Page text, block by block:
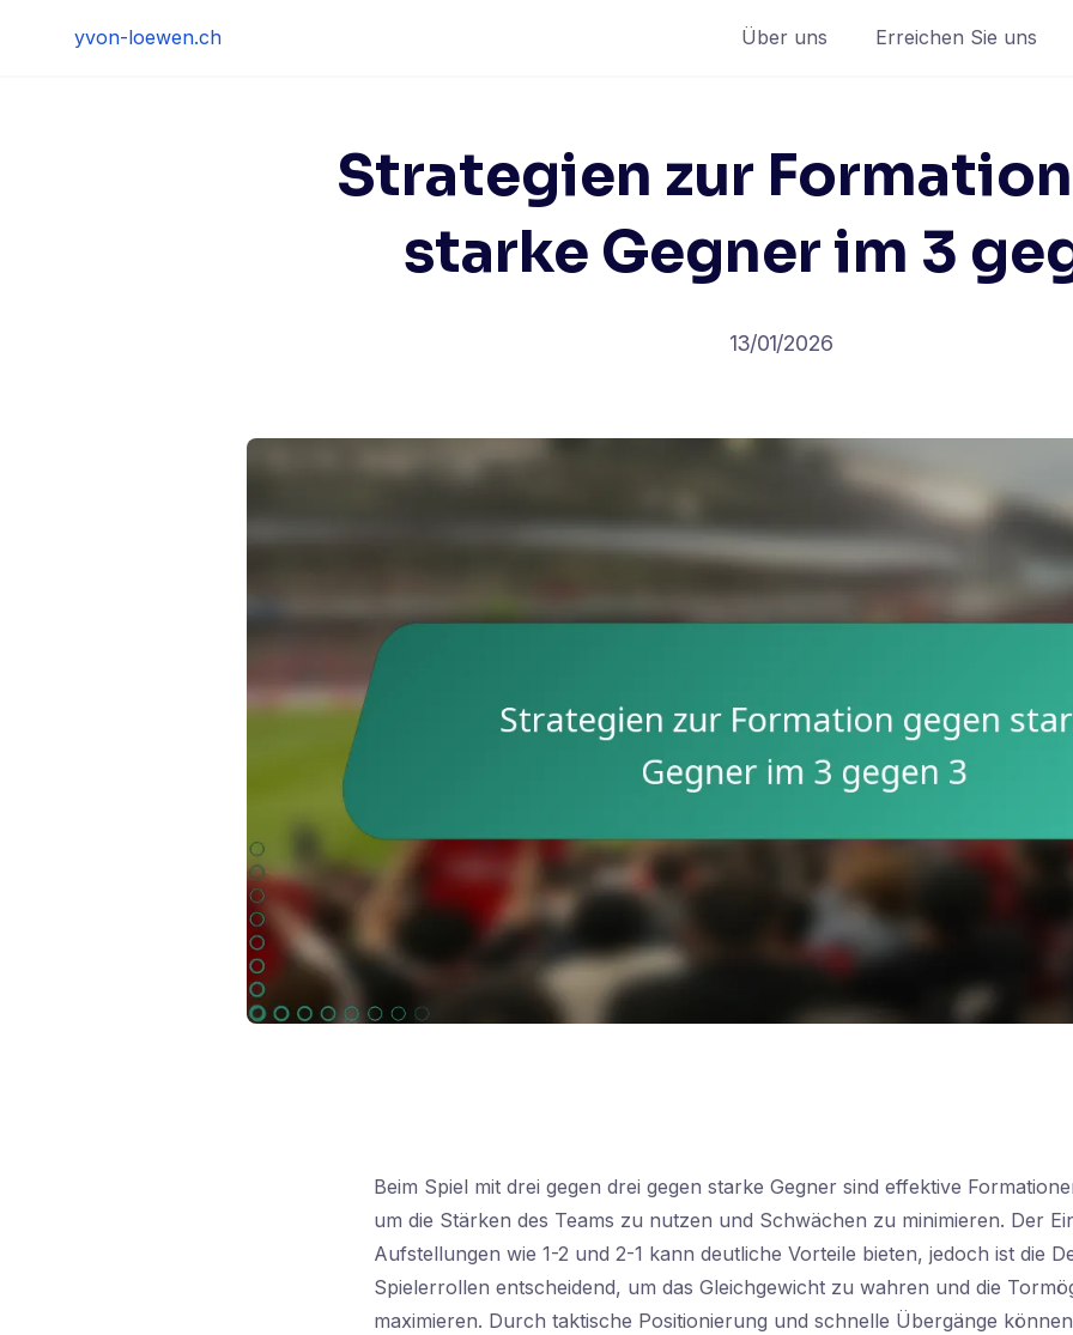
yvon-loewen.ch Über uns Erreichen Sie uns
Strategien zur
starke Gegner im 3
13/01/2026
Beim Spiel mit drei gegen drei gegen starke Gegner sind effektive
um die Stärken des Teams zu nutzen und Schwächen zu minimieren. Der
Aufstellungen wie 1-2 und 2-1 kann deutliche Vorteile bieten, jedoch ist die
Spielerrollen entscheidend, um das Gleichgewicht zu wahren und die
maximieren. Durch taktische Positionierung und schnelle Übergänge